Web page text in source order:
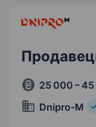
25 000 –
Dnipro-M